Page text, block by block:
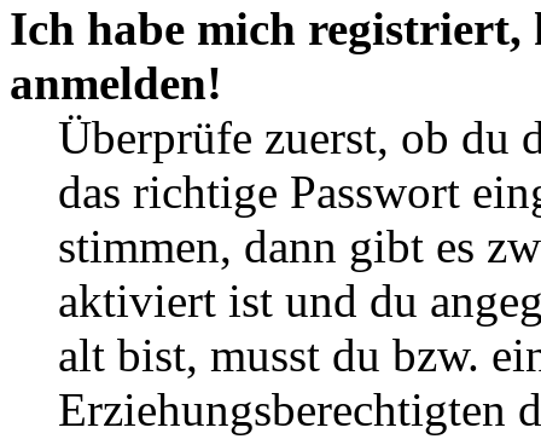
Ich habe mich
anmelden!
Überprüfe zuerst, ob du
das richtige Passwort
stimmen, dann gibt es
aktiviert ist und du
alt bist, musst du bzw.
Erziehungsberechtigten